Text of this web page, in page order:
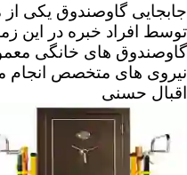
جابجایی گاوصندوق یکی
توسط افراد خبره در این
گاوصندوق های خانگی
اقبال حسنی